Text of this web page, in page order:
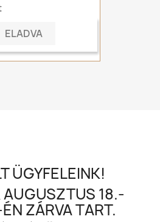
ELADVA
ÜGYFELEINK!
18.-
ZÁRVA TART.